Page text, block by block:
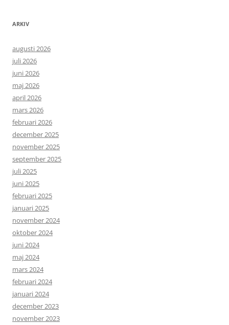
ARKIV
augusti 2026
juli 2026
juni 2026
maj 2026
april 2026
mars 2026
februari 2026
december 2025
november 2025
september 2025
juli 2025
juni 2025
februari 2025
januari 2025
november 2024
oktober 2024
juni 2024
maj 2024
mars 2024
februari 2024
januari 2024
december 2023
november 2023